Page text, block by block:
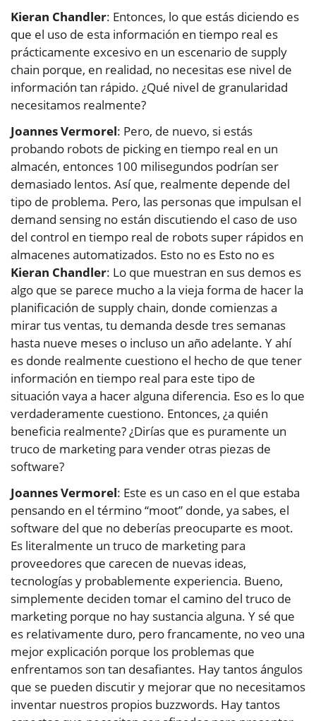
Kieran Chandler: Entonces, lo que estás diciendo es
que el uso de esta información en tiempo real es
prácticamente excesivo en un escenario de supply
chain porque, en realidad, no necesitas ese nivel de
información tan rápido. ¿Qué nivel de granularidad
necesitamos realmente?
Joannes Vermorel: Pero, de nuevo, si estás
probando robots de picking en tiempo real en un
almacén, entonces 100 milisegundos podrían ser
demasiado lentos. Así que, realmente depende del
tipo de problema. Pero, las personas que impulsan el
demand sensing no están discutiendo el caso de uso
del control en tiempo real de robots super rápidos en
almacenes automatizados. Esto no es Esto no es
Kieran Chandler: Lo que muestran en sus demos es
algo que se parece mucho a la vieja forma de hacer la
planificación de supply chain, donde comienzas a
mirar tus ventas, tu demanda desde tres semanas
hasta nueve meses o incluso un año adelante. Y ahí
es donde realmente cuestiono el hecho de que tener
información en tiempo real para este tipo de
situación vaya a hacer alguna diferencia. Eso es lo que
verdaderamente cuestiono. Entonces, ¿a quién
beneficia realmente? ¿Dirías que es puramente un
truco de marketing para vender otras piezas de
software?
Joannes Vermorel: Este es un caso en el que estaba
pensando en el término “moot” donde, ya sabes, el
software del que no deberías preocuparte es moot.
Es literalmente un truco de marketing para
proveedores que carecen de nuevas ideas,
tecnologías y probablemente experiencia. Bueno,
simplemente deciden tomar el camino del truco de
marketing porque no hay sustancia alguna. Y sé que
es relativamente duro, pero francamente, no veo una
mejor explicación porque los problemas que
enfrentamos son tan desafiantes. Hay tantos ángulos
que se pueden discutir y mejorar que no necesitamos
inventar nuestros propios buzzwords. Hay tantos